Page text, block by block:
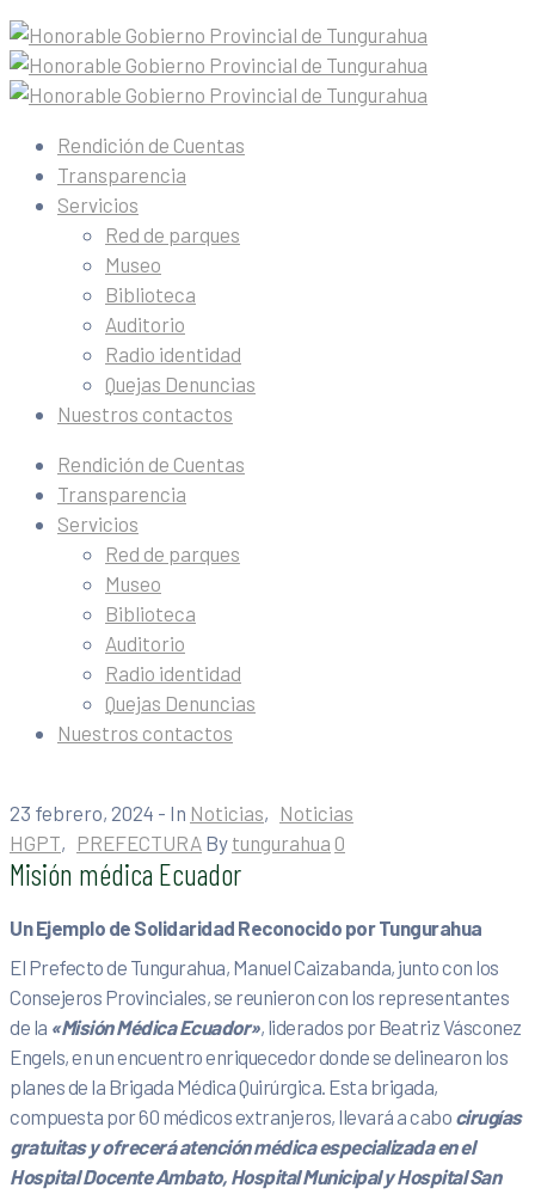
Rendición de Cuentas
Transparencia
Servicios
Red de parques
Museo
Biblioteca
Auditorio
Radio identidad
Quejas Denuncias
Nuestros contactos
Rendición de Cuentas
Transparencia
Servicios
Red de parques
Museo
Biblioteca
Auditorio
Radio identidad
Quejas Denuncias
Nuestros contactos
23 febrero, 2024 - In Noticias‚ Noticias
HGPT‚ PREFECTURA By tungurahua 0
Misión médica Ecuador
Un Ejemplo de Solidaridad Reconocido por Tungurahua
El Prefecto de Tungurahua, Manuel Caizabanda, junto con los
Consejeros Provinciales, se reunieron con los representantes
de la «Misión Médica Ecuador», liderados por Beatriz Vásconez
Engels, en un encuentro enriquecedor donde se delinearon los
planes de la Brigada Médica Quirúrgica. Esta brigada,
compuesta por 60 médicos extranjeros, llevará a cabo cirugías
gratuitas y ofrecerá atención médica especializada en el
Hospital Docente Ambato, Hospital Municipal y Hospital San